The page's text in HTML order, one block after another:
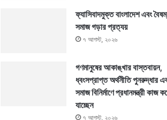
ফ্যাসিবাদমুক্ত বাংলাদেশ এবং
সমাজ গড়ার প্রত্যয়
৭ আগস্ট, ২০২৬
গণমানুষের আকাঙ্খার বাস্তবায়ন,
ধ্বংসপ্রাপ্ত অর্থনীতি পুনরুদ্ধার
সমাজ বিনির্মাণে প্রধানমন্ত্রী কাজ
যাচ্ছেন
৭ আগস্ট, ২০২৬